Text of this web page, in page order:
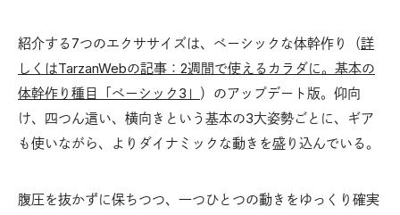
紹介する7つのエクササイズは、ベーシックな体幹作り（詳
しくはTarzanWebの記事：2週間で使えるカラダに。基本の
体幹作り種目「ベーシック3」 ）のアップデート版。仰向
け、四つん這い、横向きという基本の3大姿勢ごとに、ギア
も使いながら、よりダイナミックな動きを盛り込んでいる。
腹圧を抜かずに保ちつつ、一つひとつの動きをゆっくり確実